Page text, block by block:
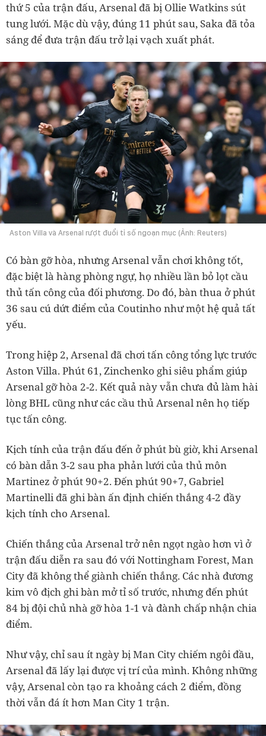
thứ 5 của trận đấu, Arsenal đã bị Ollie Watkins sút
tung lưới. Mặc dù vậy, đúng 11 phút sau, Saka đã tỏa
sáng để đưa trận đấu trở lại vạch xuất phát.
Aston Villa và Arsenal rượt đuổi tỉ số ngoạn mục (Ảnh: Reuters)
Có bàn gỡ hòa, nhưng Arsenal vẫn chơi không tốt,
đặc biệt là hàng phòng ngự, họ nhiều lần bỏ lọt cầu
thủ tấn công của đối phương. Do đó, bàn thua ở phút
36 sau cú dứt điểm của Coutinho như một hệ quả tất
yếu.
Trong hiệp 2, Arsenal đã chơi tấn công tổng lực trước
Aston Villa. Phút 61, Zinchenko ghi siêu phẩm giúp
Arsenal gỡ hòa 2-2. Kết quả này vẫn chưa đủ làm hài
lòng BHL cũng như các cầu thủ Arsenal nên họ tiếp
tục tấn công.
Kịch tính của trận đấu đến ở phút bù giờ, khi Arsenal
có bàn dẫn 3-2 sau pha phản lưới của thủ môn
Martinez ở phút 90+2. Đến phút 90+7, Gabriel
Martinelli đã ghi bàn ấn định chiến thắng 4-2 đầy
kịch tính cho Arsenal.
Chiến thắng của Arsenal trở nên ngọt ngào hơn vì ở
trận đấu diễn ra sau đó với Nottingham Forest, Man
City đã không thể giành chiến thắng. Các nhà đương
kim vô địch ghi bàn mở tỉ số trước, nhưng đến phút
84 bị đội chủ nhà gỡ hòa 1-1 và đành chấp nhận chia
điểm.
Như vậy, chỉ sau ít ngày bị Man City chiếm ngôi đầu,
Arsenal đã lấy lại được vị trí của mình. Không những
vậy, Arsenal còn tạo ra khoảng cách 2 điểm, đồng
thời vẫn đá ít hơn Man City 1 trận.